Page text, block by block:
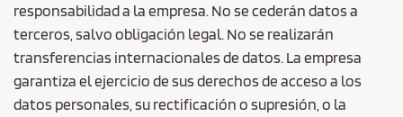
responsabilidad a la empresa. No se cederán datos a
terceros, salvo obligación legal. No se realizarán
transferencias internacionales de datos. La empresa
garantiza el ejercicio de sus derechos de acceso a los
datos personales, su rectificación o supresión, o la